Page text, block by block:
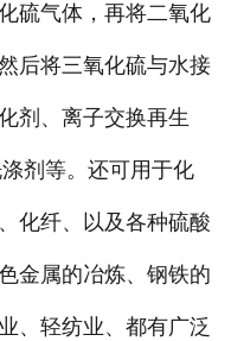
气体，再将二氧化
后将三氧化硫与水接
剂、离子交换再生
剂等。还可用于化
化纤、以及各种硫酸
金属的冶炼、钢铁的
、轻纺业、都有广泛